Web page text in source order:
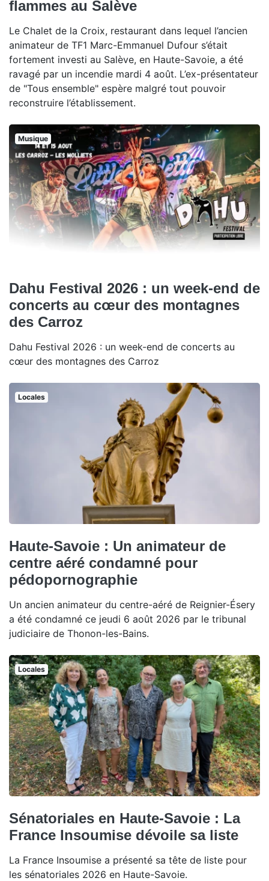
flammes au Salève
Le Chalet de la Croix, restaurant dans lequel l’ancien
animateur de TF1 Marc-Emmanuel Dufour s’était
fortement investi au Salève, en Haute-Savoie, a été
ravagé par un incendie mardi 4 août. L’ex-présentateur
de "Tous ensemble" espère malgré tout pouvoir
reconstruire l’établissement.
Musique
Dahu Festival 2026 : un week-end de
concerts au cœur des montagnes
des Carroz
Dahu Festival 2026 : un week-end de concerts au
cœur des montagnes des Carroz
Locales
Haute-Savoie : Un animateur de
centre aéré condamné pour
pédopornographie
Un ancien animateur du centre-aéré de Reignier-Ésery
a été condamné ce jeudi 6 août 2026 par le tribunal
judiciaire de Thonon-les-Bains.
Locales
Sénatoriales en Haute-Savoie : La
France Insoumise dévoile sa liste
La France Insoumise a présenté sa tête de liste pour
les sénatoriales 2026 en Haute-Savoie.